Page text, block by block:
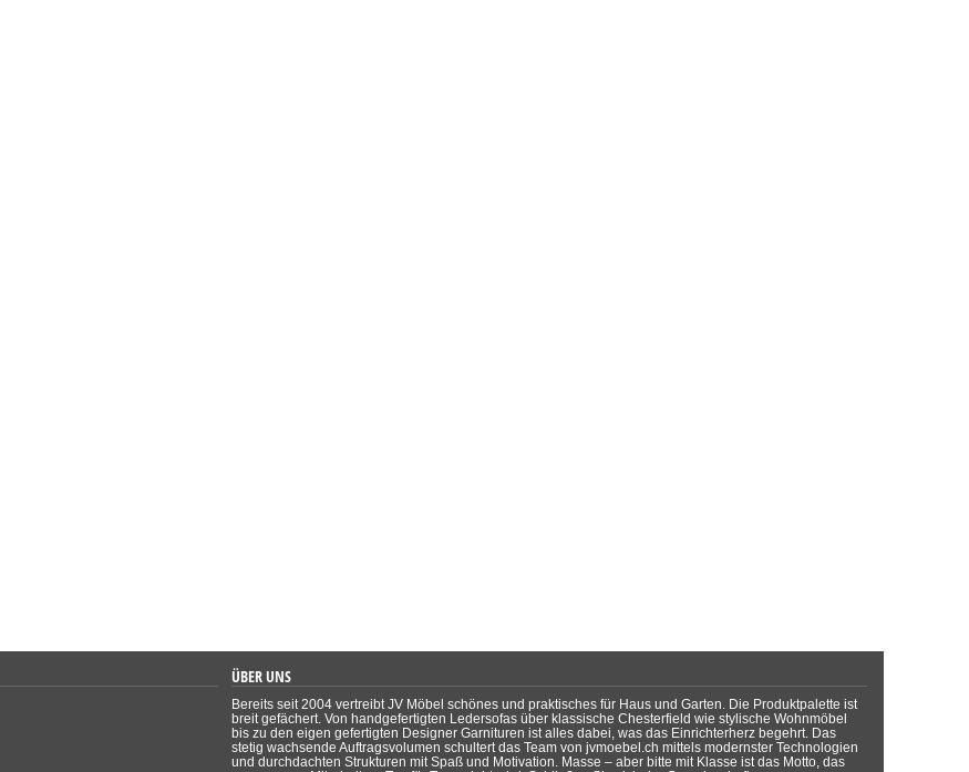
ÜBER UNS
Bereits seit 2004 vertreibt JV Möbel schönes und praktisches für Haus und Garten. Die Produktpalette ist
breit gefächert. Von handgefertigten Ledersofas über klassische Chesterfield wie stylische Wohnmöbel
bis zu den eigen gefertigten Designer Garnituren ist alles dabei, was das Einrichterherz begehrt. Das
stetig wachsende Auftragsvolumen schultert das Team von jvmoebel.ch mittels modernster Technologien
und durchdachten Strukturen mit Spaß und Motivation. Masse – aber bitte mit Klasse ist das Motto, das